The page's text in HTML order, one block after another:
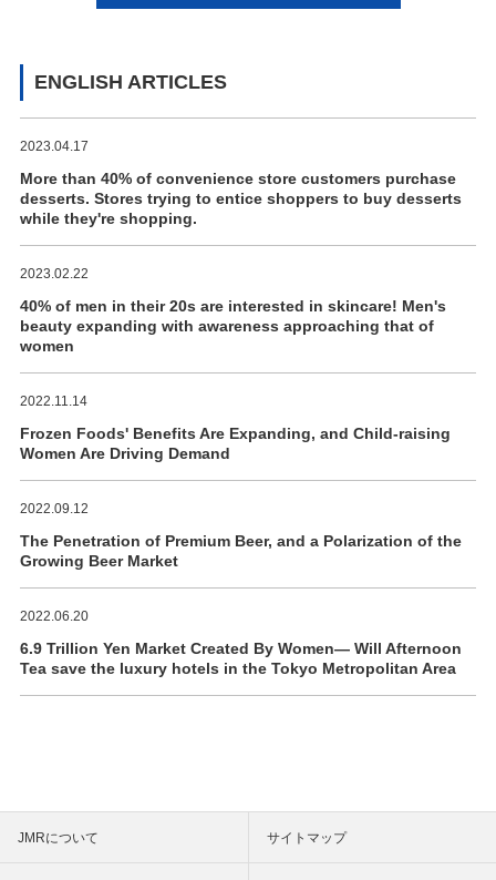
ENGLISH ARTICLES
2023.04.17
More than 40% of convenience store customers purchase
desserts. Stores trying to entice shoppers to buy desserts
while they're shopping.
2023.02.22
40% of men in their 20s are interested in skincare! Men's
beauty expanding with awareness approaching that of
women
2022.11.14
Frozen Foods' Benefits Are Expanding, and Child-raising
Women Are Driving Demand
2022.09.12
The Penetration of Premium Beer, and a Polarization of the
Growing Beer Market
2022.06.20
6.9 Trillion Yen Market Created By Women― Will Afternoon
Tea save the luxury hotels in the Tokyo Metropolitan Area
JMRについて サイトマップ